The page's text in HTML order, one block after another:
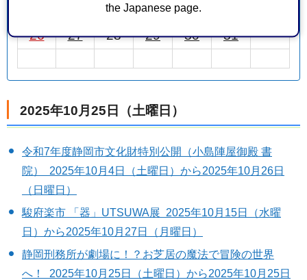
the Japanese page.
21 22 23
26
27 28 29 30 31
2025年10月25日（土曜日）
令和7年度静岡市文化財特別公開（小島陣屋御殿 書
院） 2025年10月4日（土曜日）から2025年10月26日
（日曜日）
駿府楽市 「器」UTSUWA展 2025年10月15日（水曜
日）から2025年10月27日（月曜日）
静岡刑務所が劇場に！？お芝居の魔法で冒険の世界
へ！ 2025年10月25日（土曜日）から2025年10月25日